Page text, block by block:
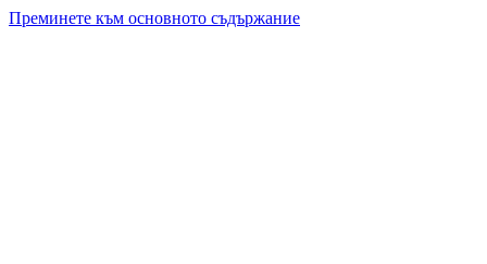
Преминете към основното съдържание